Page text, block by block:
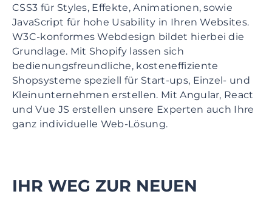
CSS3 für Styles, Effekte, Animationen, sowie
JavaScript für hohe Usability in Ihren Websites.
W3C-konformes Webdesign bildet hierbei die
Grundlage. Mit Shopify lassen sich
bedienungsfreundliche, kosteneffiziente
Shopsysteme speziell für Start-ups, Einzel- und
Kleinunternehmen erstellen. Mit Angular, React
und Vue JS erstellen unsere Experten auch Ihre
ganz individuelle Web-Lösung.
IHR WEG ZUR NEUEN